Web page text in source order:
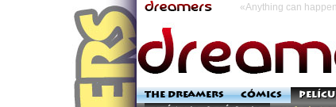
«Anything can
THE DREAMERS CÓMICS